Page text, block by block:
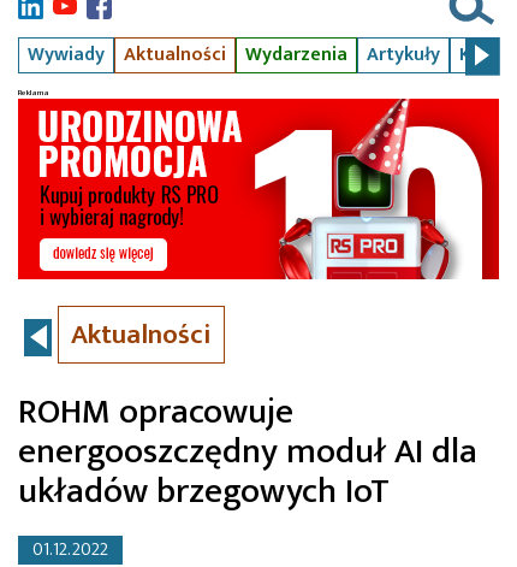
Wywiady Aktualności Wydarzenia Artykuły Kursy
Aktualności
ROHM opracowuje
energooszczędny moduł AI dla
układów brzegowych IoT
01.12.2022